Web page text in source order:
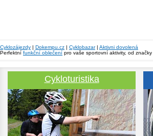
Cyklozájezdy | Dokempu.cz | Cyklobazar| Aktivni dovolená
Perfektní funkční oblečení pro vaše sportovní aktivity, od značky
Cykloturistika